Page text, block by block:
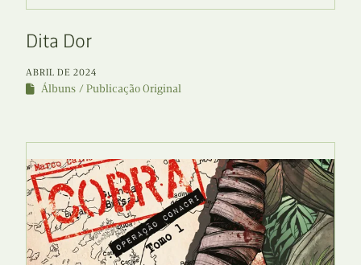
Dita Dor
ABRIL DE 2024
Álbuns Publicação Original